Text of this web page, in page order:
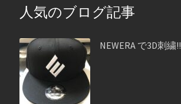
人気のブログ記事
NEWERA で3D刺繍!!